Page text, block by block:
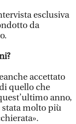
esclusiva
da
accettato
quello che
anno,
stata molto più